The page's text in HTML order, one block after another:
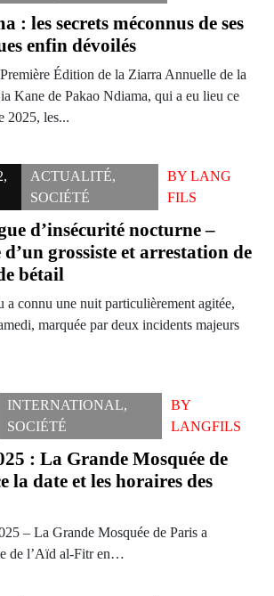
: les secrets méconnus de ses
enfin dévoilés
Édition de la Ziarra Annuelle de la
Kane de Pakao Ndiama, qui a eu lieu ce
2025, les...
ACTUALITÉ,
SOCIÉTÉ
BYLANG
FILS
d’insécurité nocturne –
grossiste et arrestation de
bétail
a connu une nuit particulièrement agitée,
marquée par deux incidents majeurs
INTERNATIONAL,
SOCIÉTÉ
BY
LANGFILS
: La Grande Mosquée de
la date et les horaires des
– La Grande Mosquée de Paris a
de l’Aïd al-Fitr en…